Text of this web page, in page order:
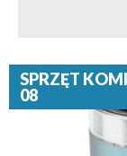
SPRZĘT
08